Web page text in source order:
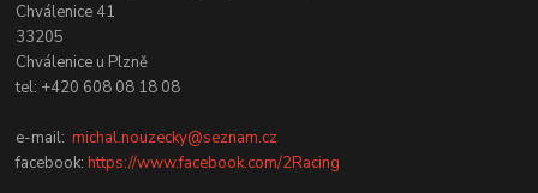
Chválenice 41
33205
Chválenice u Plzně
tel: +420 608 08 18 08
e-mail:michal.nouzecky@seznam.cz
facebook:https://www.facebook.com/2Racing